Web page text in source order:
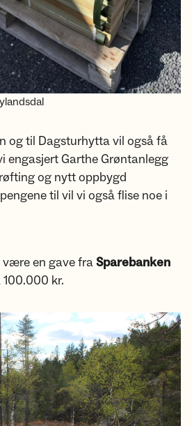
og til Dagsturhytta vil også få
engasjert Garthe Grøntanlegg
og nytt oppbygd
til vil vi også flise noe i
en gave fraSparebanken
kr.